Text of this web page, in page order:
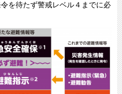
を待たず警戒レベル４までに必